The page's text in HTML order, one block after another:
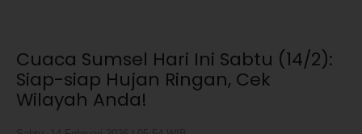
Cuaca Sumsel Hari Ini Sabtu (14/2):
Siap-siap Hujan Ringan, Cek
Wilayah Anda!